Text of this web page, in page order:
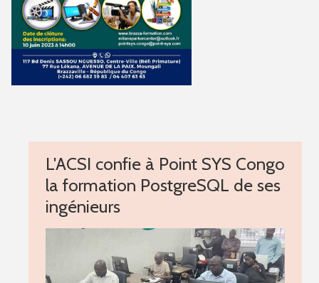
L'ACSI confie à Point SYS Congo
la formation PostgreSQL de ses
ingénieurs